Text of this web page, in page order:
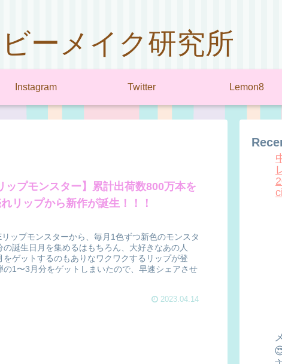
ーメイク研究所
Instagram Twitter Lemon8
ップモンスター】累計出荷数800万本を
リップから新作が誕生！！！
ップモンスターから、毎月1色ずつ新色のモンスタ
の誕生日月を集めるはもちろん、大好きなあの人
をゲットするのもありなワクワクするリップが登
の1〜3月分をゲットしまいたので、早速シェアさせ
2023.04.14